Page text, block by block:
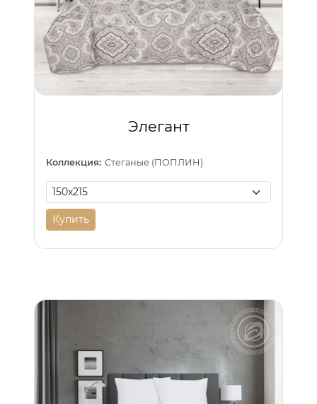
Элегант
Коллекция: Стеганые (ПОПЛИН)
Купить